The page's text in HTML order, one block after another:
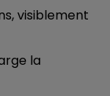
visiblement
la